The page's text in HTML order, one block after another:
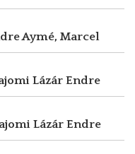
Aymé, Marcel
Lázár Endre
Lázár Endre